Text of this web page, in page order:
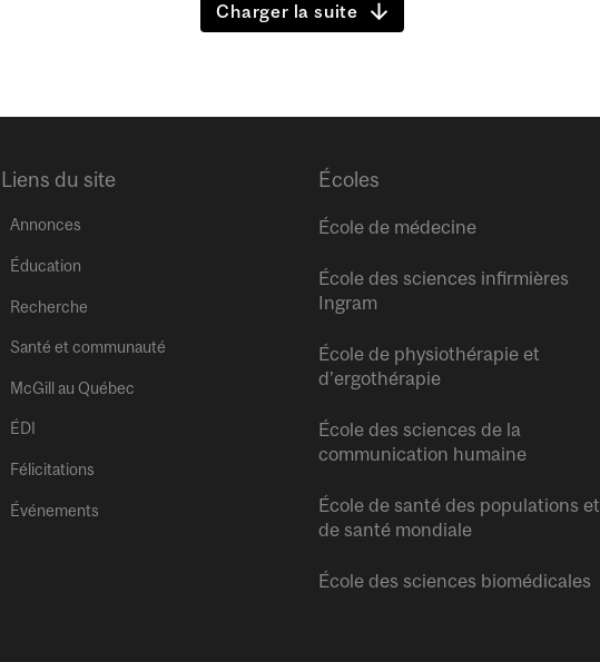
Charger la suite
Liens du site
Annonces
Éducation
Recherche
Santé et communauté
McGill au Québec
ÉDI
Félicitations
Événements
Écoles
École de médecine
École des sciences infirmières
Ingram
École de physiothérapie et
d’ergothérapie
École des sciences de la
communication humaine
École de santé des populations et
de santé mondiale
École des sciences biomédicales